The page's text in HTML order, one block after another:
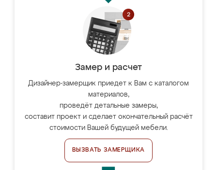
Замер и расчет
Дизайнер-замерщик приедет к Вам с каталогом
материалов,
проведёт детальные замеры,
составит проект и сделает окончательный расчёт
стоимости Вашей будущей мебели.
ВЫЗВАТЬ ЗАМЕРЩИКА